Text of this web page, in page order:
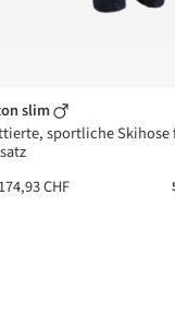
von 5 von 5
slim
sportliche
174,93 CHF